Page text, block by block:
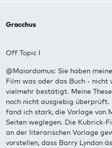
Gracchus
Off Topic I
@Maiordomus: Sie haben
Film was oder das Buch - nicht
vielmehr bestätigt. Meine
noch nicht ausgiebig
fand ich stark, die Vorlage von
Seiten weglegen. Die Kubrick-
an der literarischen Vorlage
vorstellen, dass Barry Lyndon